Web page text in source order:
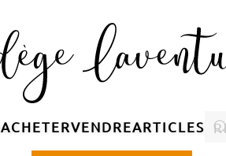
ACHETERVENDREARTICLES